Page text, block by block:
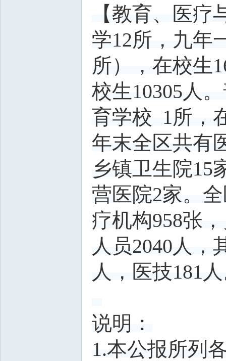
【教育、医
学12所，九年
所），在校生
校生10305人
育学校 1所，
年末全区共有
乡镇卫生院15
营医院2家。
疗机构958张
人员2040人，
人，医技181
说明：
1.本公报所列